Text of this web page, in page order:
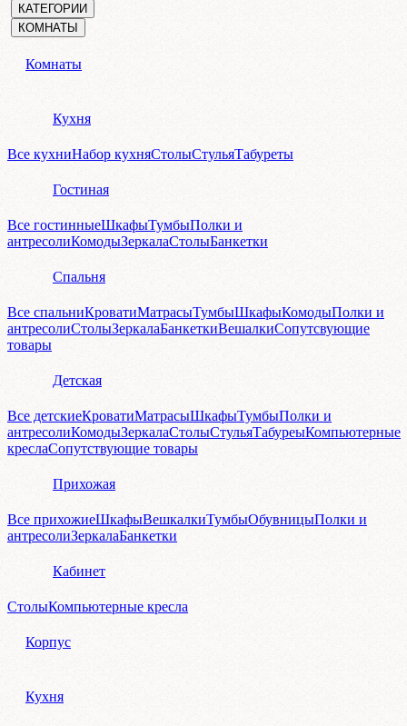
КАТЕГОРИИ
КОМНАТЫ
Комнаты
Кухня
Все кухниНабор кухняСтолыСтульяТабуреты
Гостиная
Все гостинныеШкафыТумбыПолки и
антресолиКомодыЗеркалаСтолыБанкетки
Спальня
Все спальниКроватиМатрасыТумбыШкафыКомодыПолки и
антресолиСтолыЗеркалаБанкеткиВешалкиСопутсвующие
товары
Детская
Все детскиеКроватиМатрасыШкафыТумбыПолки и
антресолиКомодыЗеркалаСтолыСтульяТабуреыКомпьютерные
креслаСопутствующие товары
Прихожая
Все прихожиеШкафыВешкалкиТумбыОбувницыПолки и
антресолиЗеркалаБанкетки
Кабинет
СтолыКомпьютерные кресла
Корпус
Кухня